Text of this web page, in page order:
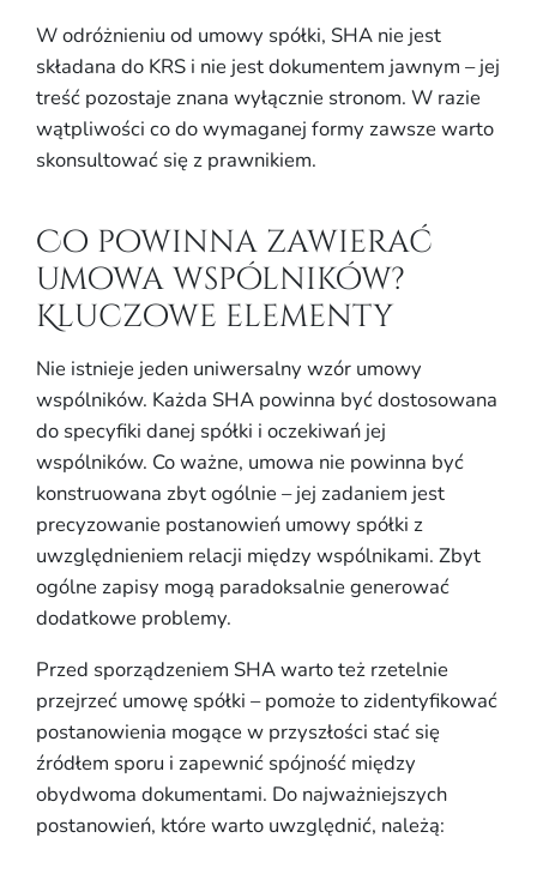
W odróżnieniu od umowy spółki, SHA nie jest
składana do KRS i nie jest dokumentem jawnym – jej
treść pozostaje znana wyłącznie stronom. W razie
wątpliwości co do wymaganej formy zawsze warto
skonsultować się z prawnikiem.
Co powinna zawierać
umowa wspólników?
Kluczowe elementy
Nie istnieje jeden uniwersalny wzór umowy
wspólników. Każda SHA powinna być dostosowana
do specyfiki danej spółki i oczekiwań jej
wspólników. Co ważne, umowa nie powinna być
konstruowana zbyt ogólnie – jej zadaniem jest
precyzowanie postanowień umowy spółki z
uwzględnieniem relacji między wspólnikami. Zbyt
ogólne zapisy mogą paradoksalnie generować
dodatkowe problemy.
Przed sporządzeniem SHA warto też rzetelnie
przejrzeć umowę spółki – pomoże to zidentyfikować
postanowienia mogące w przyszłości stać się
źródłem sporu i zapewnić spójność między
obydwoma dokumentami. Do najważniejszych
postanowień, które warto uwzględnić, należą: